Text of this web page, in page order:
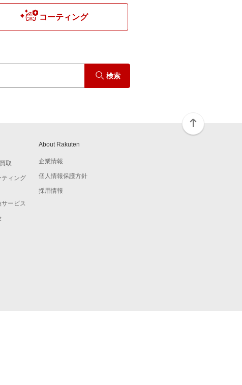
コーティング
検索
取
ティング
ービス
About Rakuten
企業情報
個人情報保護方針
採用情報